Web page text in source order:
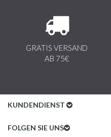
GRATIS VERSAND
AB 75€
KUNDENDIENST
Kundenservice
FOLGEN SIE UNS